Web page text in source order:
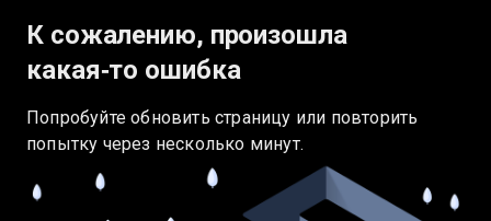
К сожалению, произошла
какая‑то ошибка
Попробуйте обновить страницу или повторить
попытку через несколько минут.